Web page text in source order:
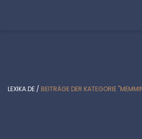
LEXIKA.DE / BEITRÄGE DER KATEGORIE